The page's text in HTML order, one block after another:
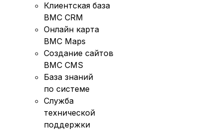
Клиентская база
BMC CRM
Онлайн карта
BMC Maps
Создание сайтов
BMC CMS
База знаний
по системе
Служба
технической
поддержки